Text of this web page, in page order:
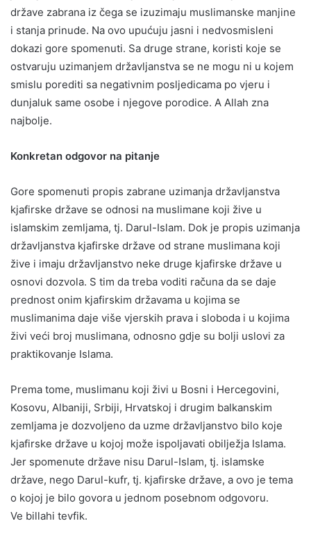
države zabrana iz čega se izuzimaju muslimanske manjine
i stanja prinude. Na ovo upućuju jasni i nedvosmisleni
dokazi gore spomenuti. Sa druge strane, koristi koje se
ostvaruju uzimanjem državljanstva se ne mogu ni u kojem
smislu porediti sa negativnim posljedicama po vjeru i
dunjaluk same osobe i njegove porodice. A Allah zna
najbolje.
Konkretan odgovor na pitanje
Gore spomenuti propis zabrane uzimanja državljanstva
kjafirske države se odnosi na muslimane koji žive u
islamskim zemljama, tj. Darul-Islam. Dok je propis uzimanja
državljanstva kjafirske države od strane muslimana koji
žive i imaju državljanstvo neke druge kjafirske države u
osnovi dozvola. S tim da treba voditi računa da se daje
prednost onim kjafirskim državama u kojima se
muslimanima daje više vjerskih prava i sloboda i u kojima
živi veći broj muslimana, odnosno gdje su bolji uslovi za
praktikovanje Islama.
Prema tome, muslimanu koji živi u Bosni i Hercegovini,
Kosovu, Albaniji, Srbiji, Hrvatskoj i drugim balkanskim
zemljama je dozvoljeno da uzme državljanstvo bilo koje
kjafirske države u kojoj može ispoljavati obilježja Islama.
Jer spomenute države nisu Darul-Islam, tj. islamske
države, nego Darul-kufr, tj. kjafirske države, a ovo je tema
o kojoj je bilo govora u jednom posebnom odgovoru.
Ve billahi tevfik.